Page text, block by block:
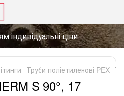
індивідуальні ціни
Труби поліетиленові PEX
S 90°, 17